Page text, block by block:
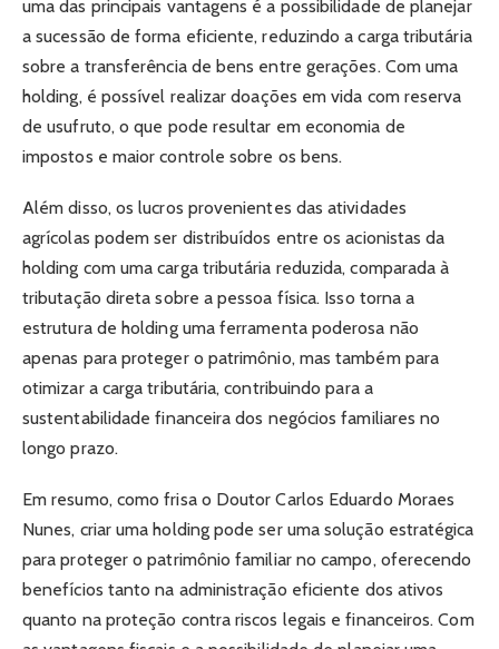
uma das principais vantagens é a possibilidade de planejar
a sucessão de forma eficiente, reduzindo a carga tributária
sobre a transferência de bens entre gerações. Com uma
holding, é possível realizar doações em vida com reserva
de usufruto, o que pode resultar em economia de
impostos e maior controle sobre os bens.
Além disso, os lucros provenientes das atividades
agrícolas podem ser distribuídos entre os acionistas da
holding com uma carga tributária reduzida, comparada à
tributação direta sobre a pessoa física. Isso torna a
estrutura de holding uma ferramenta poderosa não
apenas para proteger o patrimônio, mas também para
otimizar a carga tributária, contribuindo para a
sustentabilidade financeira dos negócios familiares no
longo prazo.
Em resumo, como frisa o Doutor Carlos Eduardo Moraes
Nunes, criar uma holding pode ser uma solução estratégica
para proteger o patrimônio familiar no campo, oferecendo
benefícios tanto na administração eficiente dos ativos
quanto na proteção contra riscos legais e financeiros. Com